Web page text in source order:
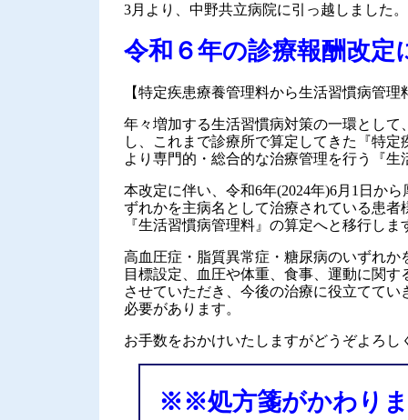
3月より、中野共立病院に引っ越しました。
令和６年の診療報酬改定
【特定疾患療養管理料から生活習慣病管
年々増加する生活習慣病対策の一環として
し、これまで診療所で算定してきた『特
より専門的・総合的な治療管理を行う『
本改定に伴い、令和6年(2024年)6月1日か
ずれかを主病名として治療されている患
『生活習慣病管理料』の算定へと移行しま
高血圧症・脂質異常症・糖尿病のいずれ
目標設定、血圧や体重、食事、運動に関
させていただき、今後の治療に役立てて
必要があります。
お手数をおかけいたしますがどうぞよろし
※※処方箋がかわり